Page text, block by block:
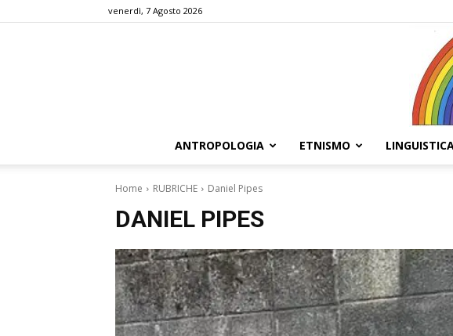
venerdì, 7 Agosto 2026
ANTROPOLOGIA ETNISMO
Home RUBRICHE Daniel Pipes
DANIEL PIPES